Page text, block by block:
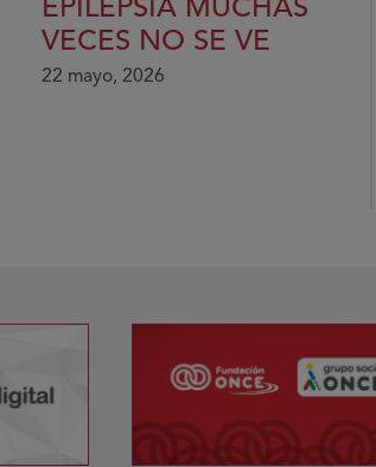
EPILEPSIA MUCHAS
VECES NO SE VE
22 mayo, 2026